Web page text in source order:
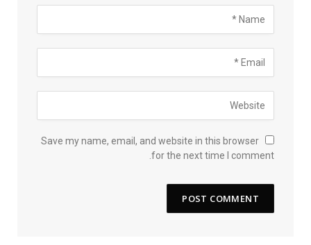
Save my name, email, and website in this browser
for the next time I comment.